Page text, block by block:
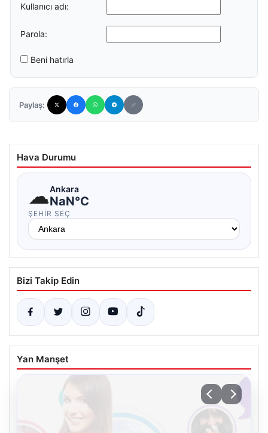
Kullanıcı adı:
Parola:
Beni hatırla
Paylaş:
Hava Durumu
☁Ankara
NaN°C
ŞEHIR SEÇ
Bizi Takip Edin
Yan Manşet